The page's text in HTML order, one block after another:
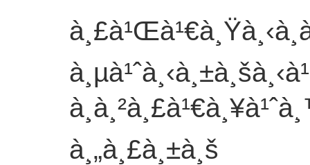
à¸„à¸£à¸±à¸š